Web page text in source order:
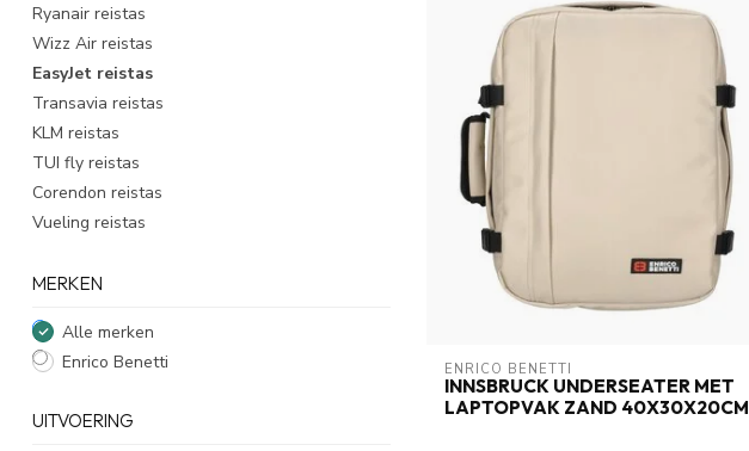
Ryanair reistas
Wizz Air reistas
EasyJet reistas
Transavia reistas
KLM reistas
TUI fly reistas
Corendon reistas
Vueling reistas
MERKEN
Alle merken
Enrico Benetti
UITVOERING
ENRICO BENETTI
INNSBRUCK UNDERSEATER MET
LAPTOPVAK ZAND 40X30X20CM